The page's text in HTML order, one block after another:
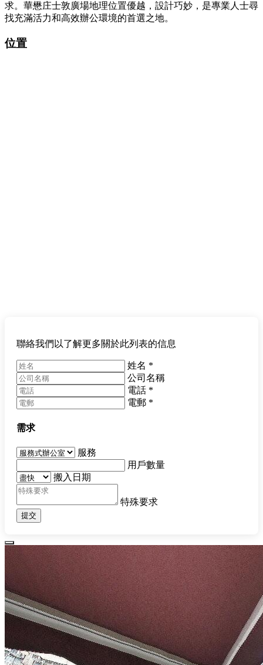
求。華懋庄士敦廣場地理位置優越，設計巧妙，是專業人士尋
找充滿活力和高效辦公環境的首選之地。
位置
聯絡我們以了解更多關於此列表的信息
姓名 *
公司名稱
電話 *
電郵 *
需求
服務
用戶數量
搬入日期
特殊要求
提交